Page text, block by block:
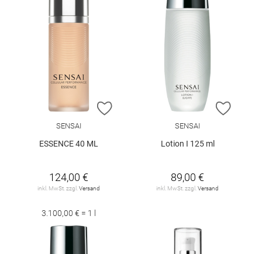
ZUR WUNSCHLISTE HINZUFÜGEN
SENSAI
ESSENCE 40 ML
124,00 €
inkl. MwSt. zzgl.Versand
3.100,00 € = 1 l
ZUR
SENSAI
Lotion I 125 ml
89,00 €
inkl. MwSt. zzgl.Versand